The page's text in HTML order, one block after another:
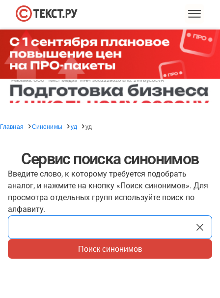
Главная Синонимы уд уд
Сервис поиска синонимов
Введите слово, к которому требуется подобрать
аналог, и нажмите на кнопку «Поиск синонимов». Для
просмотра отдельных групп используйте поиск по
алфавиту.
Поиск синонимов